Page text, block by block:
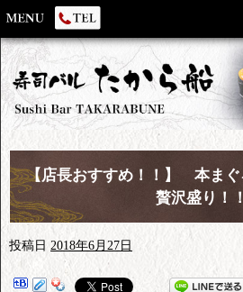
【店長おすすめ！！】 本まぐ
贅沢盛り！！
投稿日 2018年6月27日